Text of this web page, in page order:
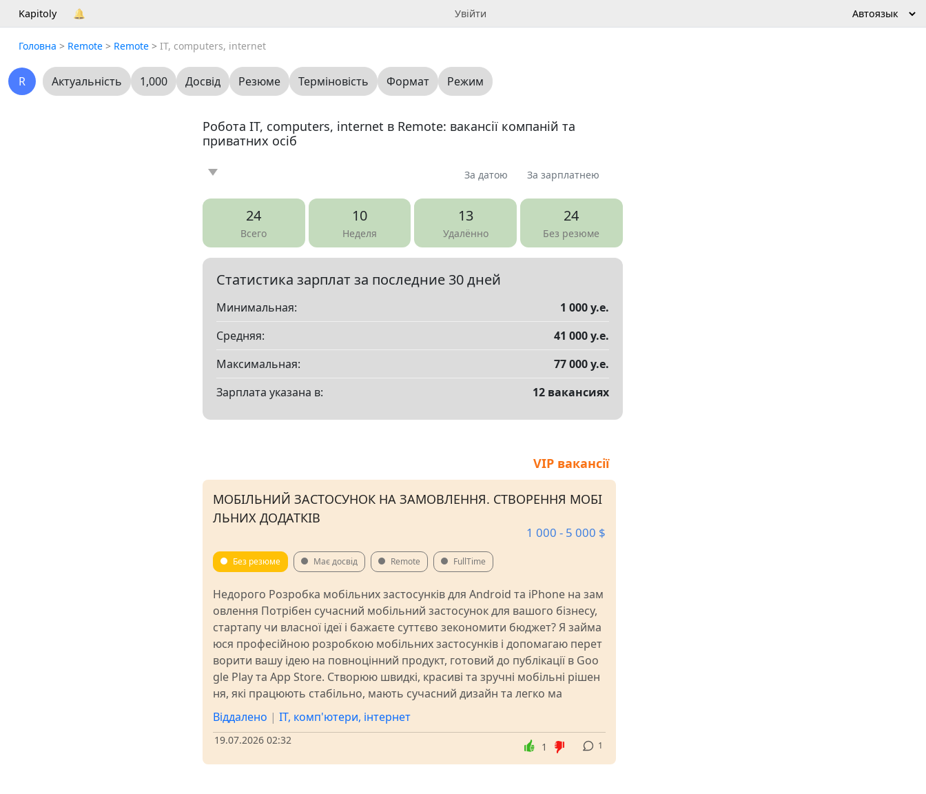
Kapitoly 🔔 Увійти
Головна > Remote > Remote > IT, computers, internet
R Актуальність 1,000 Досвід Резюме Терміновість Формат Режим
Робота IT, computers, internet в Remote: вакансії компаній та
приватних осіб
Новина Стаття Пропоную Шукаю Запитання
Вакансія 46
Показать все разделы
За датою За зарплатнею
24
Всего
10
Неделя
13
Удалённо
24
Без резюме
Статистика зарплат за последние 30 дней
Минимальная:
1 000 у.е.
Средняя:
41 000 у.е.
Максимальная:
77 000 у.е.
Зарплата указана в:
12 вакансиях
VIP вакансії
МОБІЛЬНИЙ ЗАСТОСУНОК НА ЗАМОВЛЕННЯ. СТВОРЕННЯ МОБІ
ЛЬНИХ ДОДАТКІВ
1 000 - 5 000 $
Без резюме Має досвід Remote FullTime
Недорого Розробка мобільних застосунків для Android та iPhone на зам
овлення Потрібен сучасний мобільний застосунок для вашого бізнесу,
стартапу чи власної ідеї і бажаєте суттєво зекономити бюджет? Я займа
юся професійною розробкою мобільних застосунків і допомагаю перет
ворити вашу ідею на повноцінний продукт, готовий до публікації в Goo
gle Play та App Store. Створюю швидкі, красиві та зручні мобільні рішен
ня, які працюють стабільно, мають сучасний дизайн та легко ма
Віддалено | IT, комп'ютери, інтернет
19.07.2026 02:32 1
1